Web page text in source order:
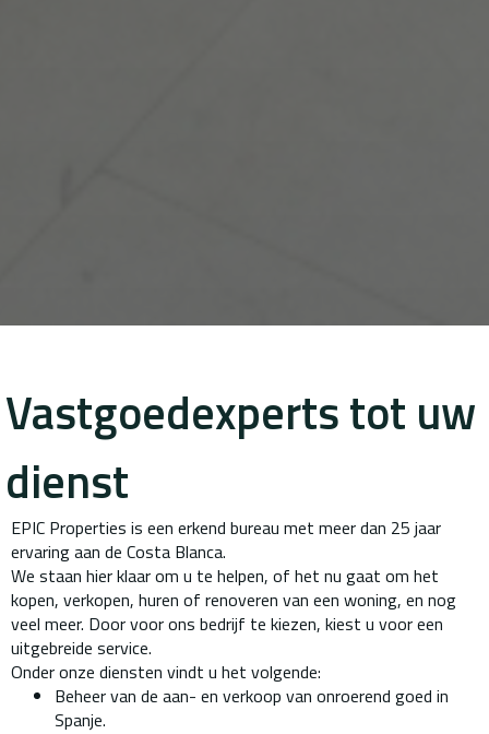
Vastgoedexperts tot uw
dienst
EPIC Properties is een erkend bureau met meer dan 25 jaar
ervaring aan de Costa Blanca.
We staan hier klaar om u te helpen, of het nu gaat om het
kopen, verkopen, huren of renoveren van een woning, en nog
veel meer. Door voor ons bedrijf te kiezen, kiest u voor een
uitgebreide service.
Onder onze diensten vindt u het volgende:
Beheer van de aan- en verkoop van onroerend goed in
Spanje.